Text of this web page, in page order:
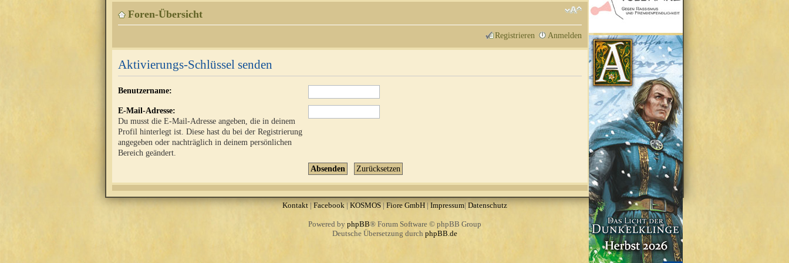
Foren-Übersicht
Registrieren Anmelden
Aktivierungs-Schlüssel senden
Benutzername:
E-Mail-Adresse:
Du musst die E-Mail-Adresse angeben, die in deinem
Profil hinterlegt ist. Diese hast du bei der Registrierung
angegeben oder nachträglich in deinem persönlichen
Bereich geändert.
Kontakt|Facebook | KOSMOS| Fiore GmbH| Impressum| Datenschutz
Powered by phpBB® Forum Software © phpBB Group
Deutsche Übersetzung durch phpBB.de